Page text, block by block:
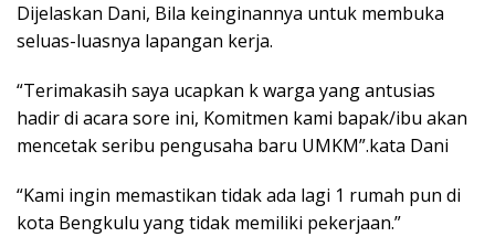
Dijelaskan Dani, Bila keinginannya untuk membuka
seluas-luasnya lapangan kerja.
“Terimakasih saya ucapkan k warga yang antusias
hadir di acara sore ini, Komitmen kami bapak/ibu akan
mencetak seribu pengusaha baru UMKM”.kata Dani
“Kami ingin memastikan tidak ada lagi 1 rumah pun di
kota Bengkulu yang tidak memiliki pekerjaan.”